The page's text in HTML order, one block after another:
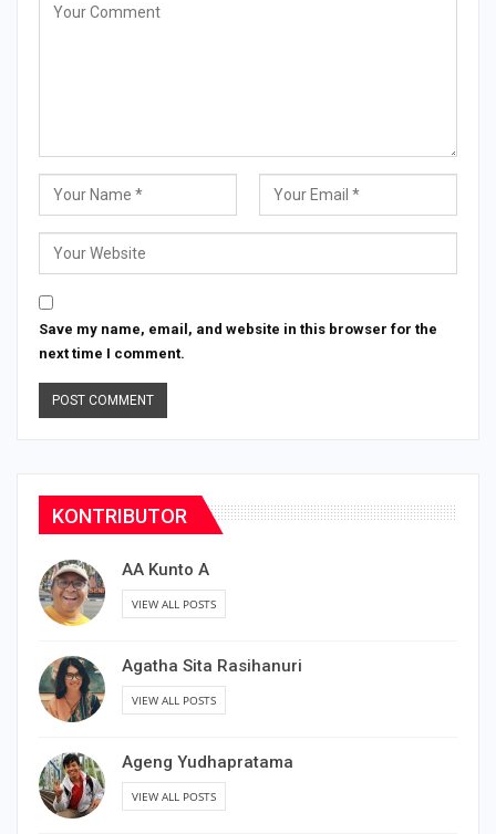
Save my name, email, and website in this browser for the
next time I comment.
KONTRIBUTOR
AA Kunto A
VIEW ALL POSTS
Agatha Sita Rasihanuri
VIEW ALL POSTS
Ageng Yudhapratama
VIEW ALL POSTS